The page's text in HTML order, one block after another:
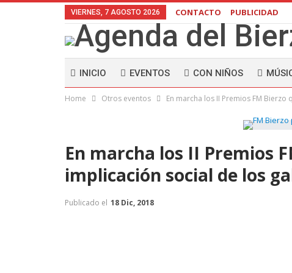
VIERNES, 7 AGOSTO 2026 CONTACTO PUBLICIDAD
INICIO EVENTOS CON NIÑOS
Home Otros eventos En marcha los II Premios FM
En marcha los II Premios
implicación social de los
Publicado el 18 Dic, 2018